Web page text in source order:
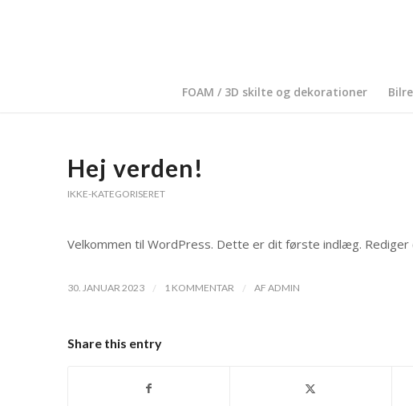
FOAM / 3D skilte og dekorationer
Hej verden!
IKKE-KATEGORISERET
Velkommen til WordPress. Dette er dit første indlæg.
30. JANUAR 2023 / 1 KOMMENTAR / AF ADMIN
Share this entry